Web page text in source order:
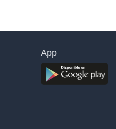
App